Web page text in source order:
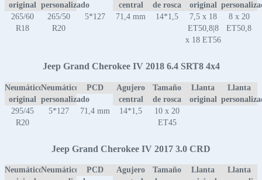
original personalizado
central
de rosca
original
265/60
R18
265/50
R20
5*127 71,4 mm 14*1,5
7,5 x 18
ET50,8|8
x 18 ET56
8 x 20
ET50,8
Jeep Grand Cherokee IV 2018 6.4 SRT8 4x4
Neumático
original
Neumático
personalizado
PCD
Agujero
central
Tamaño
de rosca
Llanta
original
Llanta
295/45
R20
5*127 71,4 mm 14*1,5
10 x 20
ET45
Jeep Grand Cherokee IV 2017 3.0 CRD
NeumáticoNeumático
PCD
Agujero
Tamaño
Llanta
Llanta